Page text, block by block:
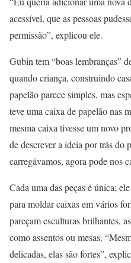
acessível, que as pessoas
permissão”, explicou ele.
Gubin tem “boas lembranças”
quando criança, construindo
papelão parece simples, mas
teve uma caixa de papelão nas
mesma caixa tivesse um novo
de descrever a ideia por trás do
carregávamos, agora pode nos
Cada uma das peças é única;
para moldar caixas em vários
pareçam esculturas brilhantes,
como assentos ou mesas.
delicadas, elas são fortes”,